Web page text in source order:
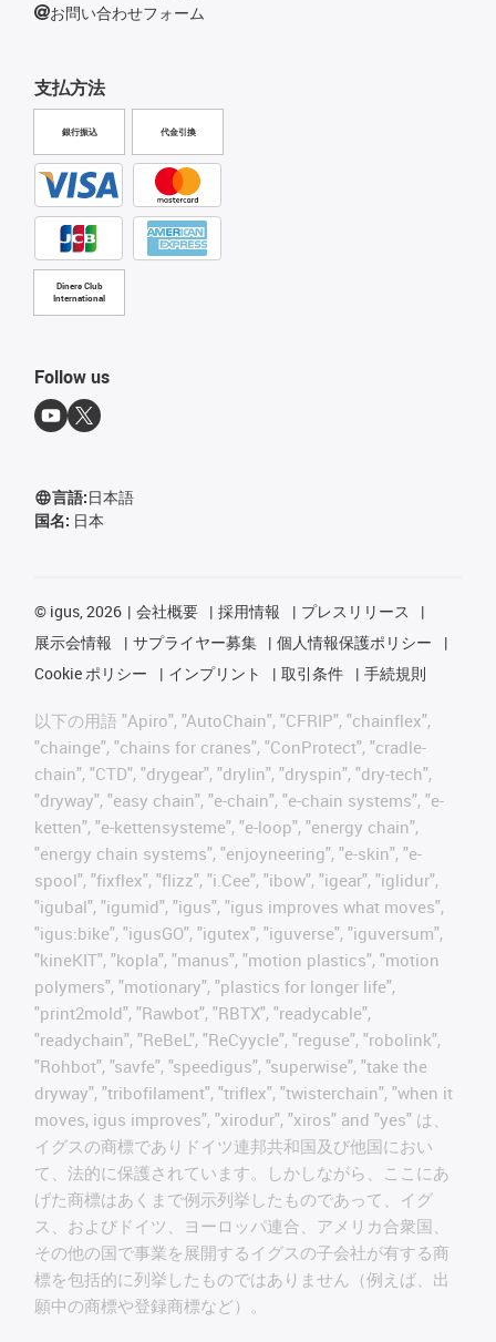
支払方法
銀行振込 代金引換
Diners Club
International
お問い合わせフォーム
Follow us
言語:日本語
国名: 日本
© igus, 2026 会社概要 採用情報
プレスリリース
展示会情報
サプライヤー募集
個人情報保護ポリシー
Cookie ポリシー
インプリント 取引条件 手続規則
以下の用語 "Apiro", "AutoChain", "CFRIP", "chainflex",
"chainge", "chains for cranes", "ConProtect", "cradle-
chain", "CTD", "drygear", "drylin", "dryspin", "dry-tech",
"dryway", "easy chain", "e-chain", "e-chain systems", "e-
ketten", "e-kettensysteme", "e-loop", "energy chain",
"energy chain systems", "enjoyneering", "e-skin", "e-
spool", "fixflex", "flizz", "i.Cee", "ibow", "igear", "iglidur",
"igubal", "igumid", "igus", "igus improves what moves",
"igus:bike", "igusGO", "igutex", "iguverse", "iguversum",
"kineKIT", "kopla", "manus", "motion plastics", "motion
polymers", "motionary", "plastics for longer life",
"print2mold", "Rawbot", "RBTX", "readycable",
"readychain", "ReBeL", "ReCyycle", "reguse", "robolink",
"Rohbot", "savfe", "speedigus", "superwise", "take the
dryway", "tribofilament", "triflex", "twisterchain", "when it
moves, igus improves", "xirodur", "xiros" and "yes" は、
イグスの商標でありドイツ連邦共和国及び他国におい
て、法的に保護されています。しかしながら、ここにあ
げた商標はあくまで例示列挙したものであって、イグ
ス、およびドイツ、ヨーロッパ連合、アメリカ合衆国、
その他の国で事業を展開するイグスの子会社が有する商
標を包括的に列挙したものではありません（例えば、出
願中の商標や登録商標など）。